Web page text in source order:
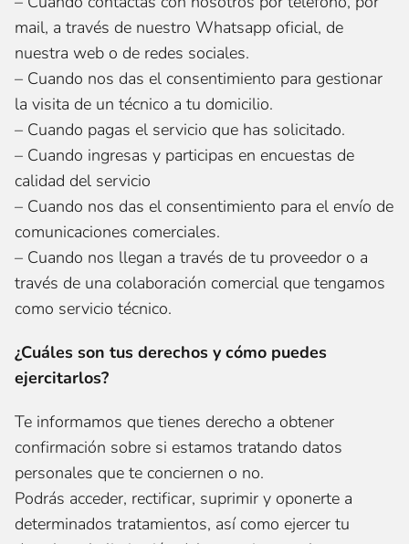
mail, a través de nuestro Whatsapp oficial, de
nuestra web o de redes sociales.
– Cuando nos das el consentimiento para gestionar
la visita de un técnico a tu domicilio.
– Cuando pagas el servicio que has solicitado.
– Cuando ingresas y participas en encuestas de
calidad del servicio
– Cuando nos das el consentimiento para el envío de
comunicaciones comerciales.
– Cuando nos llegan a través de tu proveedor o a
través de una colaboración comercial que tengamos
como servicio técnico.
¿Cuáles son tus derechos y cómo puedes
ejercitarlos?
Te informamos que tienes derecho a obtener
confirmación sobre si estamos tratando datos
personales que te conciernen o no.
Podrás acceder, rectificar, suprimir y oponerte a
determinados tratamientos, así como ejercer tu